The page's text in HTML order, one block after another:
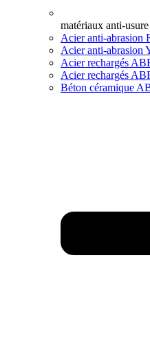
matériaux anti-usure
Acier anti-
Acier anti-abrasion
Acier rechargés
Acier rechargés
Béton céramique